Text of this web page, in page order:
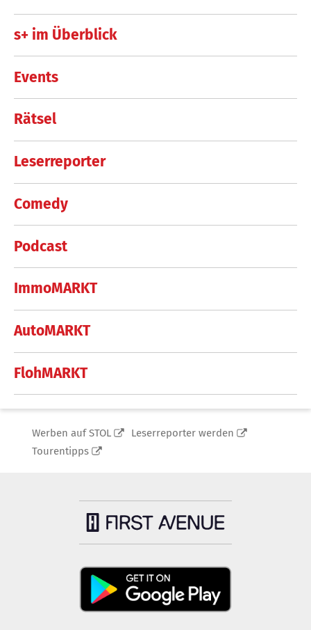
s+ im Überblick
Events
Rätsel
Leserreporter
Comedy
Podcast
ImmoMARKT
AutoMARKT
FlohMARKT
Werben auf STOL
Leserreporter werden
Tourentipps